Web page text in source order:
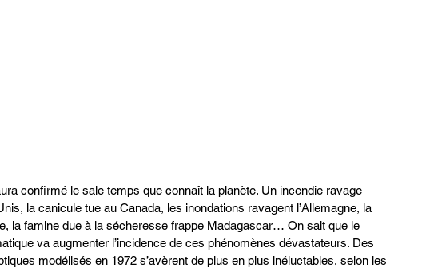
confirmé le sale temps que connaît la planète. Un incendie ravage
la canicule tue au Canada, les inondations ravagent l’Allemagne, la
la famine due à la sécheresse frappe Madagascar… On sait que le
va augmenter l’incidence de ces phénomènes dévastateurs. Des
modélisés en 1972 s’avèrent de plus en plus inéluctables, selon les